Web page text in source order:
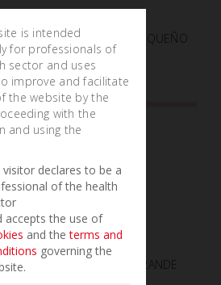
ALUMINIO PEQUEÑO
ALUMINIO GRANDE
is intended
for professionals of
sector and uses
improve and facilitate
the website by the
with the
and using the
visitor declares to be a
of the health
accepts the use of
and theterms and
governing the